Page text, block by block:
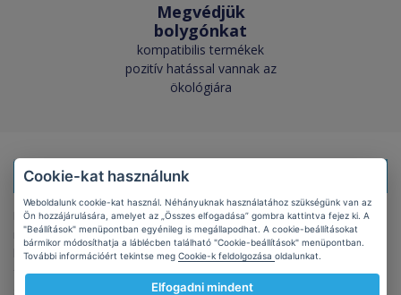
Megvédjük
bolygónkat
kompatibilis termékek
pozitív hatással vannak az
ökológiára
Doprava zdarma!
Ebben a kategóriában megtalálható aKyocera TASKalfa
nyomtatókhoz használt patron és toner. Itt eredeti és
költséghatékony kompatibilis patronokat, újratöltő készleteket és
festékeket talál. Az áruk 99% -a raktáron van és 24 órán belül
Cookie-kat használunk
Weboldalunk cookie-kat használ. Néhányuknak használatához szükségünk van az
Ön hozzájárulására, amelyet az „Összes elfogadása” gombra kattintva fejez ki. A
"Beállítások" menüpontban egyénileg is megállapodhat. A cookie-beállításokat
bármikor módosíthatja a láblécben található "Cookie-beállítások" menüpontban.
További információért tekintse meg Cookie-k feldolgozása oldalunkat.
Elfogadni mindent